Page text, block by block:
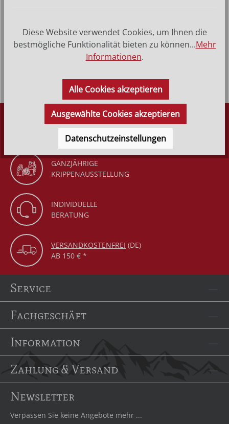
Heilige Esther - Hinterglasbild, Patronatsbild,
Namenspatron mit Heiligenname, Hinterglasmalerei
Rahmen aus Echtholz &ndash…Mehr
DÜRR KRIPPEN
SEIT 1977
GANZJÄHRIGE
KRIPPENAUSSTELLUNG
INDIVIDUELLE
BERATUNG
VERSANDKOSTENFREI (DE)
AB 150 € *
Service
Fachgeschäft
Information
Zahlung & Versand
Newsletter
Verpassen Sie keine Angebote mehr ...
Diese Website verwendet Cookies, um Ihnen die
bestmögliche Funktionalität bieten zu können...Mehr
Informationen.
Alle Cookies akzeptieren
Ausgewählte Cookies akzeptieren
Datenschutzeinstellungen